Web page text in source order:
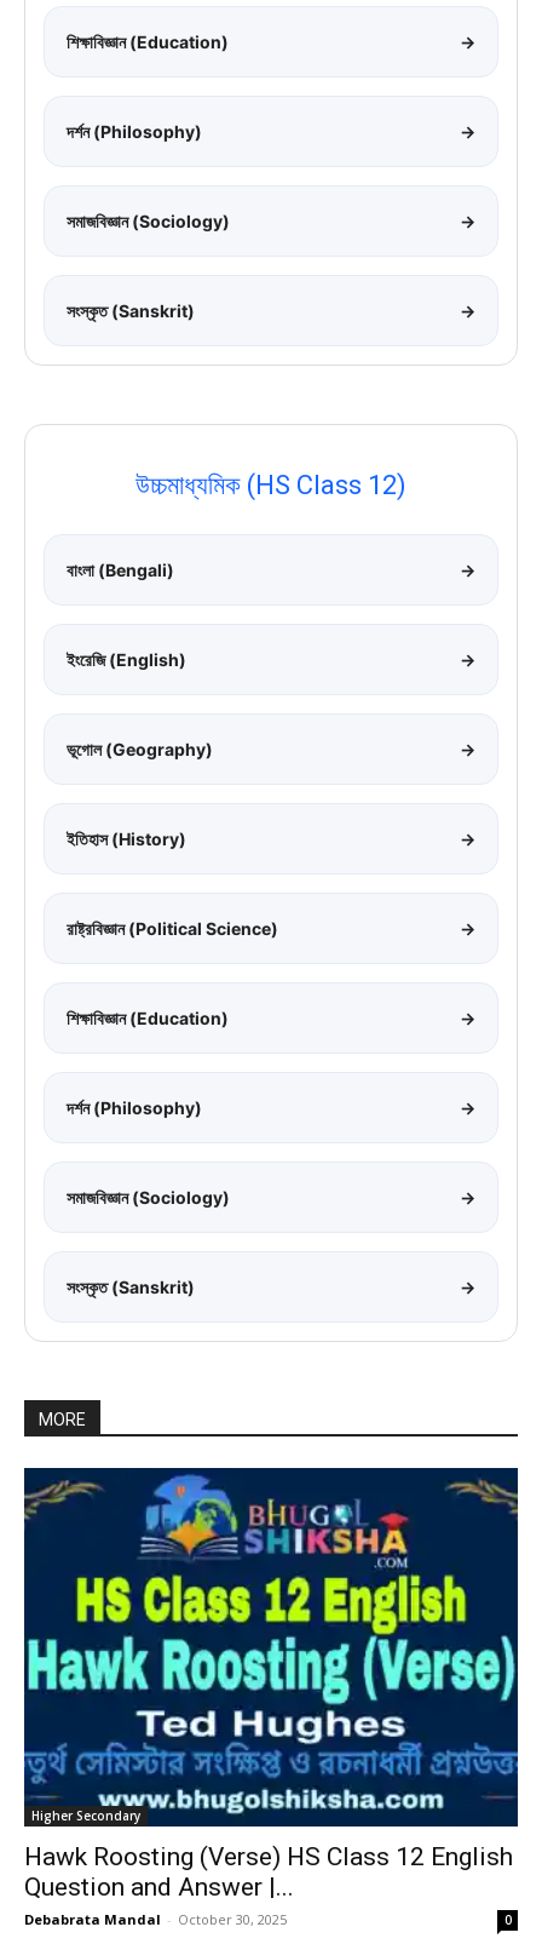
শিক্ষাবিজ্ঞান (Education) →
দর্শন (Philosophy) →
সমাজবিজ্ঞান (Sociology) →
সংস্কৃত (Sanskrit) →
উচ্চমাধ্যমিক (HS Class 12)
বাংলা (Bengali) →
ইংরেজি (English) →
ভূগোল (Geography) →
ইতিহাস (History) →
রাষ্ট্রবিজ্ঞান (Political Science) →
শিক্ষাবিজ্ঞান (Education) →
দর্শন (Philosophy) →
সমাজবিজ্ঞান (Sociology) →
সংস্কৃত (Sanskrit) →
MORE
Higher Secondary
Hawk Roosting (Verse) HS Class 12 English
Question and Answer |...
Debabrata Mandal - October 30, 2025 0